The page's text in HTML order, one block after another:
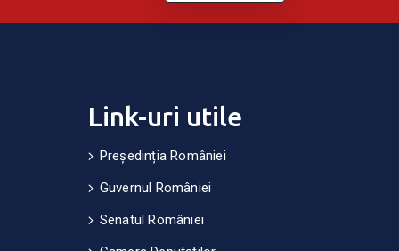
Link-uri utile
Președinția României
Guvernul României
Senatul României